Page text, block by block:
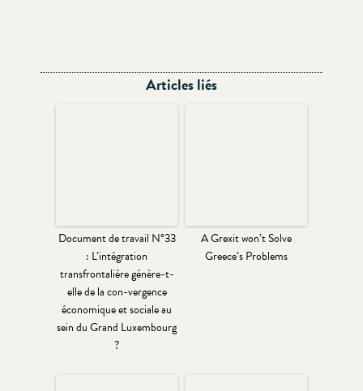
Articles liés
Document de travail N°33
: L’intégration
transfrontalière génère-t-
elle de la con-vergence
économique et sociale au
sein du Grand Luxembourg
?
A Grexit won’t Solve
Greece’s Problems